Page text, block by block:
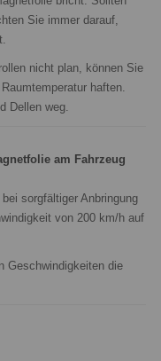
Sie immer darauf,
nicht plan, können Sie
haften.
Dellen weg.
am Fahrzeug
sorgfältiger Anbringung
von 200 km/h auf
Geschwindigkeiten die